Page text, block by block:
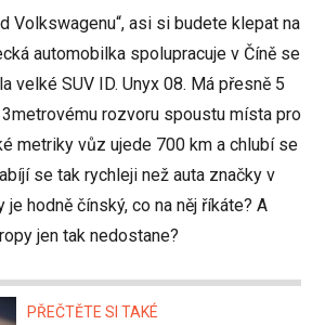
Volkswagenu“, asi si budete klepat na
automobilka spolupracuje v Číně se
velké SUV ID. Unyx 08. Má přesně 5
rozvoru spoustu místa pro
metriky vůz ujede 700 km a chlubí se
se tak rychleji než auta značky v
je hodně čínský, co na něj říkáte? A
jen tak nedostane?
PŘEČTĚTE SI TAKÉ